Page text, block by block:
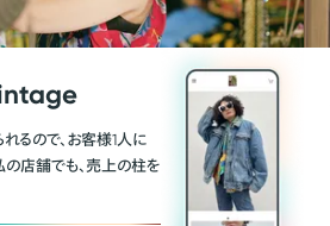
るので、お客様1人に
店舗でも、売上の柱を